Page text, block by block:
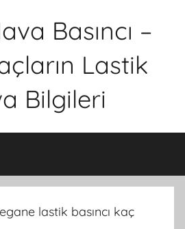
Basıncı –
Lastik
Bilgileri
lastik basıncı kaç